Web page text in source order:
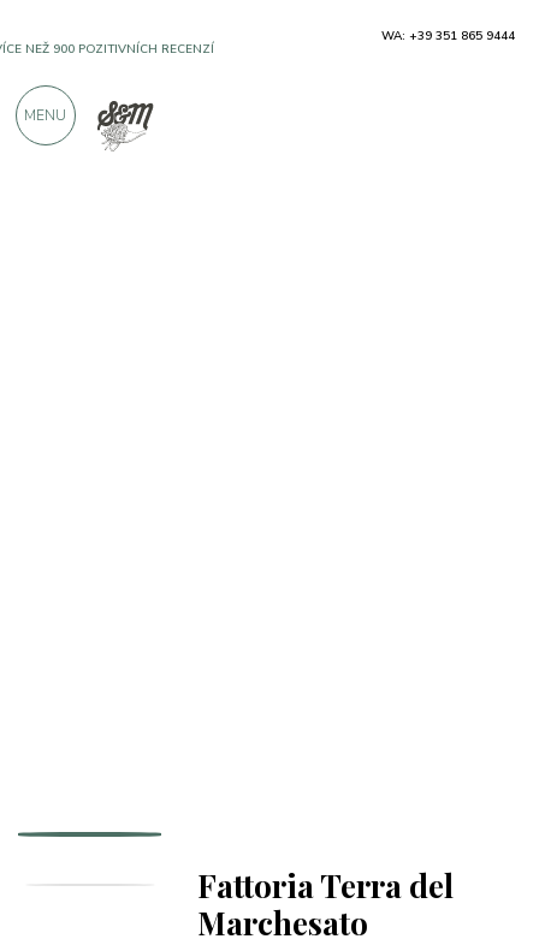
Fattoria Terra del
Marchesato
NEŽ 900 POZITIVNÍCH RECENZÍ WA: +39 351 865 9444
MENU